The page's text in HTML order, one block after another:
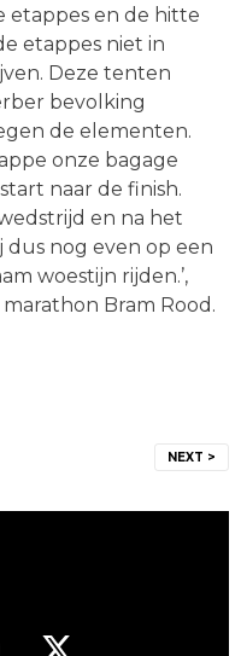
etappes en de hitte
etappes niet in
Deze tenten
bevolking
de elementen.
onze bagage
naar de finish.
en na het
dus nog even op een
woestijn rijden.’,
Bram Rood.
NEXT >